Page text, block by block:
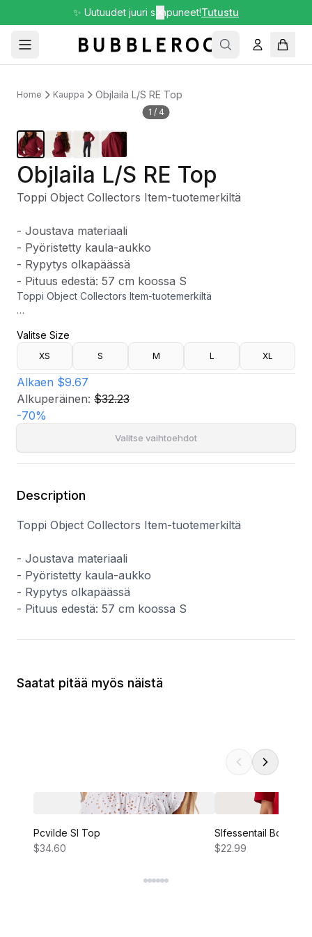
✨ Uutuudet juuri saapuneet!Tutustu
Home Kauppa Objlaila L/S RE Top
1 / 4
Objlaila L/S RE Top
Toppi Object Collectors Item-tuotemerkiltä
- Joustava materiaali
- Pyöristetty kaula-aukko
- Rypytys olkapäässä
- Pituus edestä: 57 cm koossa S
Toppi Object Collectors Item-tuotemerkiltä
- Pyöristetty kaula-aukko
- Rypytys olkapäässä
- Pituus edestä: 57 cm koossa S
Valitse Size
XS S M L XL
Alkaen $9.67
Alkuperäinen: $32.23
-70%
Valitse vaihtoehdot
Description
Toppi Object Collectors Item-tuotemerkiltä
- Joustava materiaali
- Pyöristetty kaula-aukko
- Rypytys olkapäässä
- Pituus edestä: 57 cm koossa S
Saatat pitää myös näistä
Pcvilde Sl Top
$34.60
Slfessentail Boxy
$22.99